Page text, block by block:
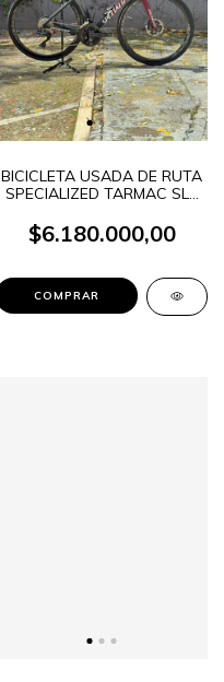
BICICLETA USADA DE RUTA
SPECIALIZED TARMAC SL7
$6.180.000,00
COMPRAR